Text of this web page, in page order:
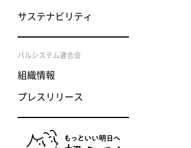
サステナビリティ
パルシステム連合会
組織情報
プレスリリース